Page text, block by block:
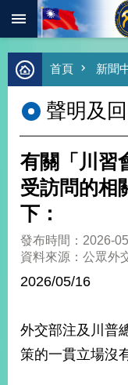
跳到主要內容區塊
進
階
尋
熱
總
合
外
交
外
交
經
首頁 新聞
聲明及
有關「川習
受訪問的相
下：
發布時間：2026-
資料來源：公眾外
2026/05/16
外交部注及川普
策的一貫立場沒